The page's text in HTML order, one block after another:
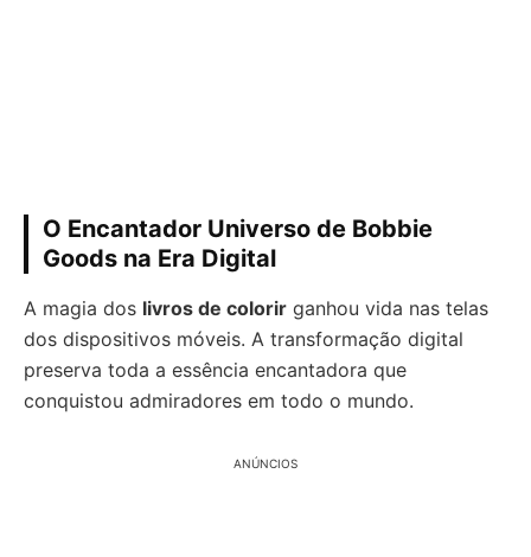
O Encantador Universo de Bobbie
Goods na Era Digital
A magia dos livros de colorir ganhou vida nas telas
dos dispositivos móveis. A transformação digital
preserva toda a essência encantadora que
conquistou admiradores em todo o mundo.
ANÚNCIOS